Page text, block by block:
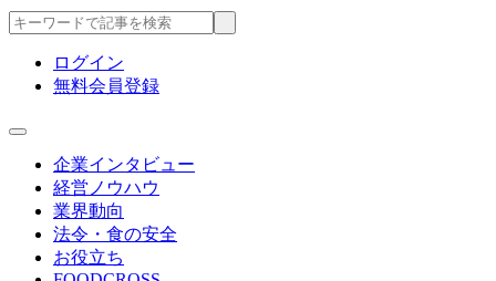
ログイン
無料会員登録
企業インタビュー
経営ノウハウ
業界動向
法令・食の安全
お役立ち